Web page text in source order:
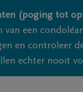
(poging tot
een
en controleer
echter nooit